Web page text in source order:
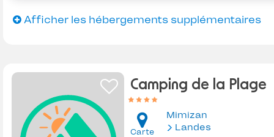
Afficher les hébergements supplémentaires
Camping de la Plage
Carte
Mimizan
Landes